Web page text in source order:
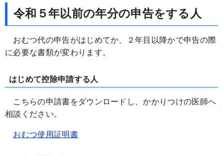
令和５年以前の年分の申告をする人
おむつ代の申告がはじめてか、２年目以降かで申告の際
に必要な書類が変わります。
はじめて控除申請する人
こちらの申請書をダウンロードし、かかりつけの医師へ
相談ください。
おむつ使用証明書